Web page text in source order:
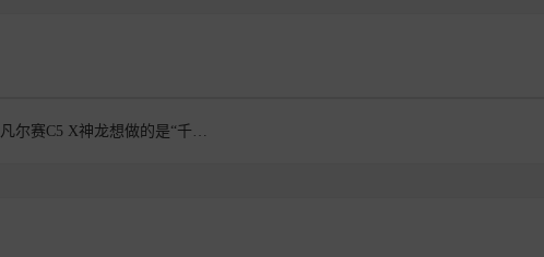
凡尔赛C5 X神龙想做的是“千人千面的个性化驾驶体验”：单人驾驶